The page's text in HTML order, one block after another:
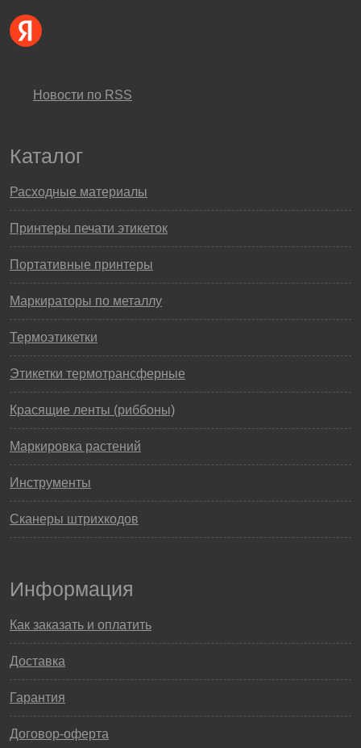
Новости по RSS
Каталог
Расходные материалы
Принтеры печати этикеток
Портативные принтеры
Маркираторы по металлу
Термоэтикетки
Этикетки термотрансферные
Красящие ленты (риббоны)
Маркировка растений
Инструменты
Сканеры штрихкодов
Информация
Как заказать и оплатить
Доставка
Гарантия
Договор-оферта